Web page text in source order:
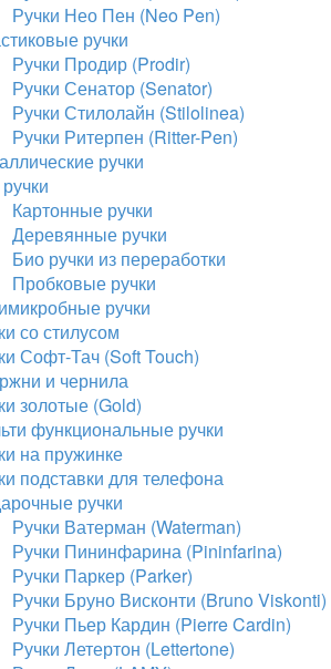
Ручки Нео Пен (Neo Pen)
ручки
Ручки Продир (Prodir)
Ручки Сенатор (Senator)
Ручки Стилолайн (Stilolinea)
Ручки Ритерпен (Ritter-Pen)
ручки
Картонные ручки
Деревянные ручки
Био ручки из переработки
Пробковые ручки
ручки
со стилусом
Софт-Тач (Soft Touch)
и чернила
золотые (Gold)
функциональные ручки
на пружинке
подставки для телефона
ручки
Ручки Ватерман (Waterman)
Ручки Пининфарина (Pininfarina)
Ручки Паркер (Parker)
Ручки Бруно Висконти (Bruno Viskonti)
Ручки Пьер Кардин (Pierre Cardin)
Ручки Летертон (Lettertone)